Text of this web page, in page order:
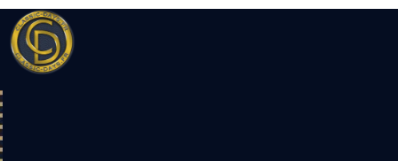
Skip
to
content